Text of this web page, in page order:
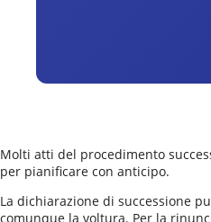
Molti atti del procedimento
per pianificare con anticipo.
La dichiarazione di successione
comunque la voltura. Per la